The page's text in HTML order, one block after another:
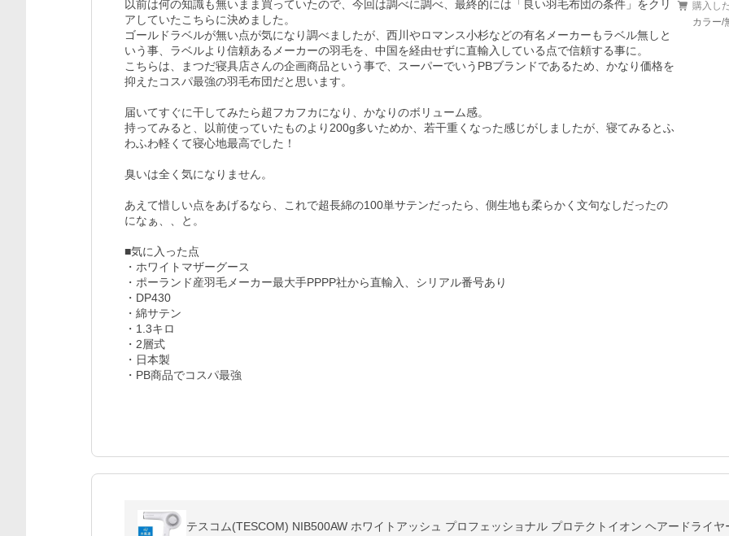
以前は何の知識も無いまま買っていたので、今回は調べに調べ、最終的には「良い羽毛布団の条件」をクリ
アしていたこちらに決めました。
ゴールドラベルが無い点が気になり調べましたが、西川やロマンス小杉などの有名メーカーもラベル無しと
いう事、ラベルより信頼あるメーカーの羽毛を、中国を経由せずに直輸入している点で信頼する事に。
こちらは、まつだ寝具店さんの企画商品という事で、スーパーでいうPBブランドであるため、かなり価格を
抑えたコスパ最強の羽毛布団だと思います。
届いてすぐに干してみたら超フカフカになり、かなりのボリューム感。
持ってみると、以前使っていたものより200g多いためか、若干重くなった感じがしましたが、寝てみるとふ
わふわ軽くて寝心地最高でした！
臭いは全く気になりません。
あえて惜しい点をあげるなら、これで超長綿の100単サテンだったら、側生地も柔らかく文句なしだったの
になぁ、、と。
■気に入った点
・ホワイトマザーグース
・ポーランド産羽毛メーカー最大手PPPP社から直輸入、シリアル番号あり
・DP430
・綿サテン
・1.3キロ
・2層式
・日本製
・PB商品でコスパ最強
購入し
カラー/
テスコム(TESCOM) NIB500AW ホワイトアッシュ プロフェッショナル プロテクトイオン ヘアードライヤ